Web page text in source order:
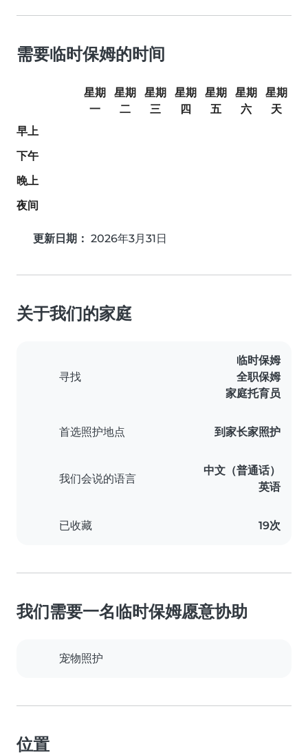
需要临时保姆的时间
星期
一
星期
二
星期
三
星期
四
星期
五
星期
六
星期
天
早上
下午
晚上
夜间
更新日期： 2026年3月31日
关于我们的家庭
寻找
临时保姆
全职保姆
家庭托育员
首选照护地点 到家长家照护
我们会说的语言
中文（普通话）
英语
已收藏 19次
我们需要一名临时保姆愿意协助
宠物照护
位置